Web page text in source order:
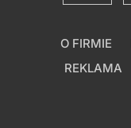
O FIRMIE
REKLAMA